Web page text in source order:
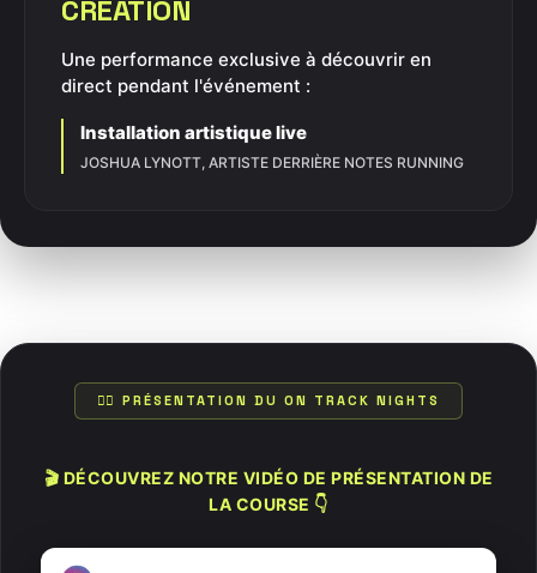
CRÉATION
Une performance exclusive à découvrir en
direct pendant l'événement :
Installation artistique live
JOSHUA LYNOTT, ARTISTE DERRIÈRE NOTES RUNNING
🏃‍♂️ PRÉSENTATION DU ON TRACK NIGHTS
🎬 DÉCOUVREZ NOTRE VIDÉO DE PRÉSENTATION DE
LA COURSE 👇